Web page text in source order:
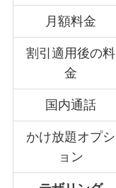
月額料金
割引適用後の料
金
国内通話
かけ放題オプシ
ョン